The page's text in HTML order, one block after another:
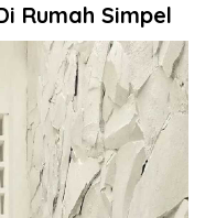
Rumah Simpel